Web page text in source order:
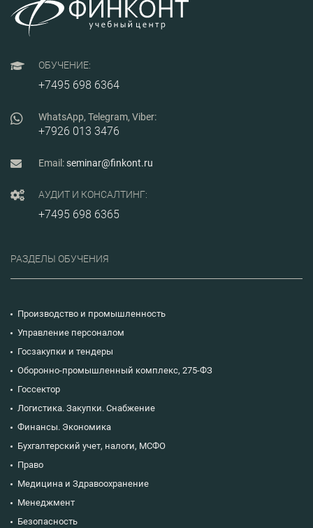
ОБУЧЕНИЕ:
+7495 698 6364
WhatsApp, Telegram, Viber:
+7926 013 3476
Email:seminar@finkont.ru
АУДИТ И КОНСАЛТИНГ:
+7495 698 6365
РАЗДЕЛЫ ОБУЧЕНИЯ
Производство и промышленность
Управление персоналом
Госзакупки и тендеры
Оборонно-промышленный комплекс, 275-ФЗ
Госсектор
Логистика. Закупки. Снабжение
Финансы. Экономика
Бухгалтерский учет, налоги, МСФО
Право
Медицина и Здравоохранение
Менеджмент
Безопасность